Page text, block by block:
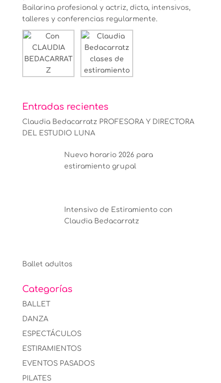
Bailarina profesional y actriz, dicta, intensivos,
talleres y conferencias regularmente.
Entradas recientes
Claudia Bedacarratz PROFESORA Y DIRECTORA
DEL ESTUDIO LUNA
Nuevo horario 2026 para
estiramiento grupal
Intensivo de Estiramiento con
Claudia Bedacarratz
Ballet adultos
Categorías
BALLET
DANZA
ESPECTÁCULOS
ESTIRAMIENTOS
EVENTOS PASADOS
PILATES